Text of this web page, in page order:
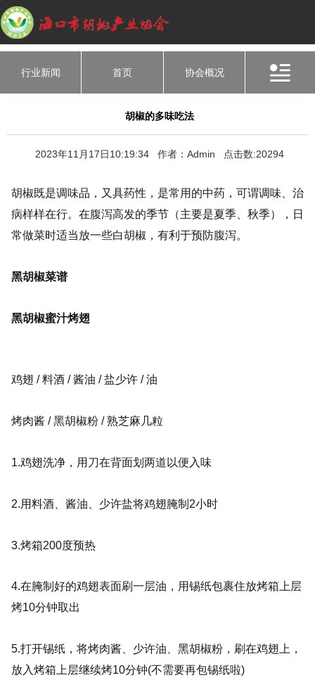
行业新闻 首页 协会概况
胡椒的多味吃法
2023年11月17日10:19:34 作者：Admin 点击数:20294
胡椒既是调味品，又具药性，是常用的中药，可谓调味、治
病样样在行。在腹泻高发的季节（主要是夏季、秋季），日
常做菜时适当放一些白胡椒，有利于预防腹泻。
黑胡椒菜谱
黑胡椒蜜汁烤翅
鸡翅 / 料酒 / 酱油 / 盐少许 / 油
烤肉酱 / 黑胡椒粉 / 熟芝麻几粒
1.鸡翅洗净，用刀在背面划两道以便入味
2.用料酒、酱油、少许盐将鸡翅腌制2小时
3.烤箱200度预热
4.在腌制好的鸡翅表面刷一层油，用锡纸包裹住放烤箱上层
烤10分钟取出
5.打开锡纸，将烤肉酱、少许油、黑胡椒粉，刷在鸡翅上，
放入烤箱上层继续烤10分钟(不需要再包锡纸啦)